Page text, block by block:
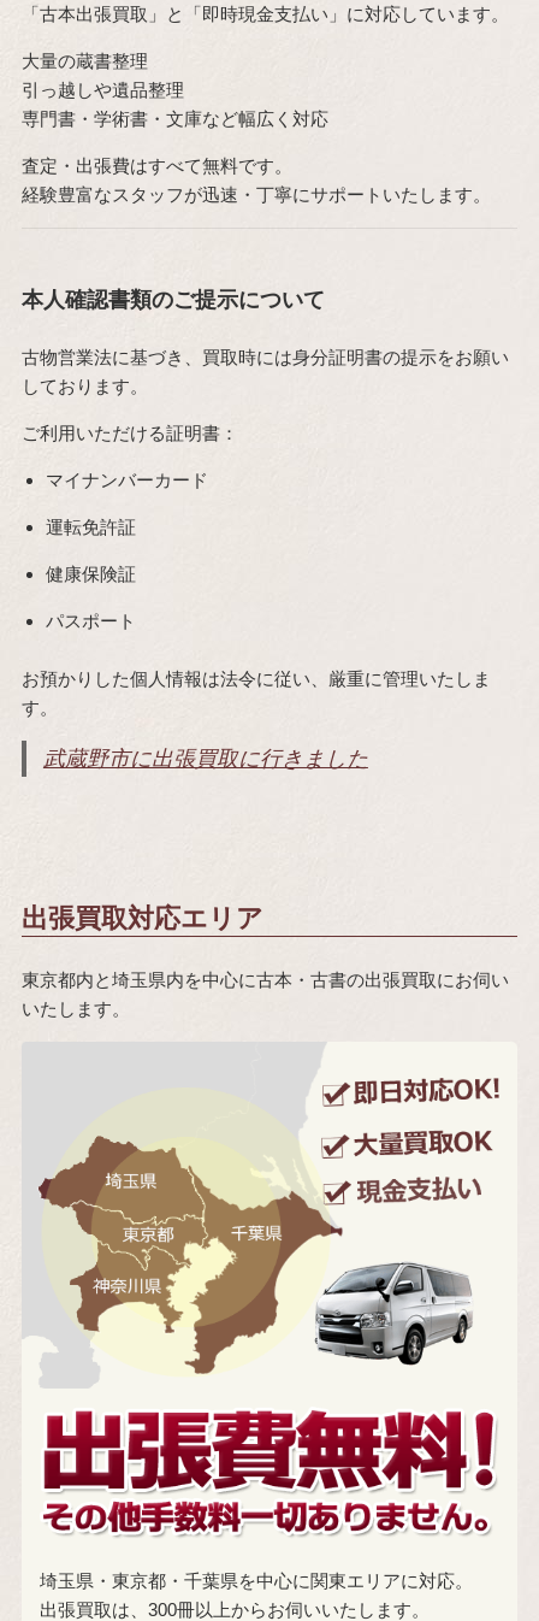
「古本出張買取」と「即時現金支払い」に対応しています。
大量の蔵書整理
引っ越しや遺品整理
専門書・学術書・文庫など幅広く対応
査定・出張費はすべて無料です。
経験豊富なスタッフが迅速・丁寧にサポートいたします。
本人確認書類のご提示について
古物営業法に基づき、買取時には身分証明書の提示をお願い
しております。
ご利用いただける証明書：
マイナンバーカード
運転免許証
健康保険証
パスポート
お預かりした個人情報は法令に従い、厳重に管理いたしま
す。
武蔵野市に出張買取に行きました
出張買取対応エリア
東京都内と埼玉県内を中心に古本・古書の出張買取にお伺い
いたします。
埼玉県・東京都・千葉県を中心に関東エリアに対応。
出張買取は、300冊以上からお伺いいたします。